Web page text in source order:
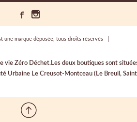
une marque déposée, tous droits réservés
vie Zéro Déchet.Les deux boutiques sont
Le Creusot-Montceau (Le Breuil,